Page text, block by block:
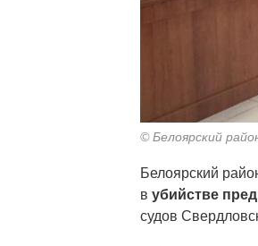
© Белоярский
Белоярский
в убийстве
судов